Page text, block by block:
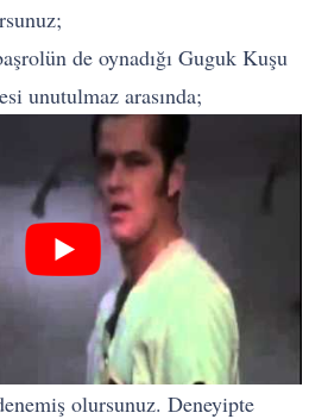
de oynadığı Guguk Kuşu
unutulmaz arasında;
olursunuz. Deneyipte